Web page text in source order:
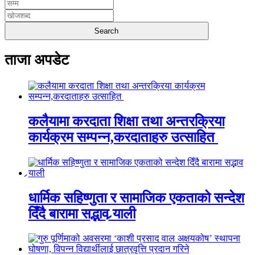
ताजा अपडेट
कलैयामा करदाता शिक्षा तथा अन्तरक्रिया
कार्यक्रम सम्पन्न,करदाताहरु उत्साहित
धार्मिक सहिष्णुता र सामाजिक एकताको सन्देश
दिँदै बारामा सद्भाव र्‍याली